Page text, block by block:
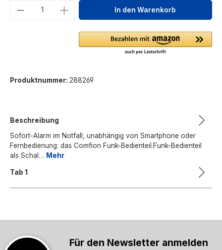
Produkt Anzahl: Gib denIn den Warenkorb
Produktnummer: 288269
Beschreibung
Sofort-Alarm im Notfall, unabhängig von Smartphone oder
Fernbedienung: das Comfion Funk-Bedienteil.Funk-Bedienteil
als Schal… Mehr
Tab 1
Für den Newsletter anmelden